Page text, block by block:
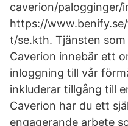
caverion/
https://
t/se.kth. Tjänsten
Caverion innebär ett
inloggning till vår
inkluderar tillgång till
Caverion har du ett
engagerande arbete